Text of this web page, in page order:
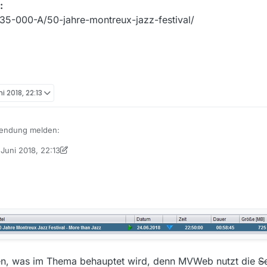
000-A/50-jahre-montreux-jazz-festival/
2018, 22:13
melden:
065835-000-A/50-jahre-montreux-jazz-festival/
2018, 22:13
iks-jott
was im Thema behauptet wird, denn MVWeb nutzt die